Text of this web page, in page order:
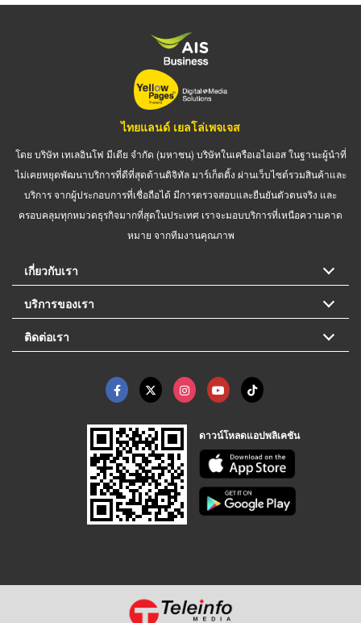
ไทยแลนด์ เยลโล่เพจเจส
โดย บริษัท เทเลอินโฟ มีเดีย จำกัด (มหาชน) บริษัทในเครือเอไอเอส ในฐานะผู้นำที่
ไม่เคยหยุดพัฒนาบริการที่ดีที่สุดด้านดิจิทัล มาร์เก็ตติ้ง ผ่านเว็บไซต์รวมสินค้าและ
บริการ จากผู้ประกอบการที่เชื่อถือได้ มีการตรวจสอบและยืนยันตัวตนจริง และ
ครอบคลุมทุกหมวดธุรกิจมากที่สุดในประเทศ เราจะมอบบริการที่เหนือความคาด
หมาย จากทีมงานคุณภาพ
เกี่ยวกับเรา
บริการของเรา
ติดต่อเรา
ดาวน์โหลดแอปพลิเคชัน